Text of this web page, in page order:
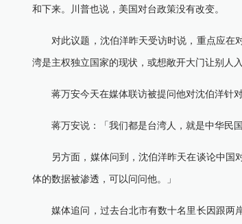
和下来。川普也说，美国对台政策没有改变。
对此议题，沈伯洋昨天受访时说，重点应在
湾是主权独立国家的现状，或想敞开大门让别人
蒋万安今天在媒体联访被提问他对沈伯洋针对
蒋万安说：「我们都是台湾人，就是中华民国
另方面，媒体问到，沈伯洋昨天在谈论中国
体的数据被渗透，可以问问他。」
媒体追问，过去台北市有数十名里长因跟两